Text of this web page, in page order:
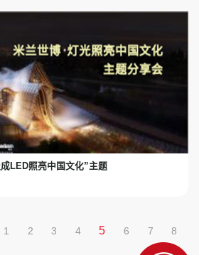
LED照亮中国文化”主题
1 2 3 4 5 6 7
8